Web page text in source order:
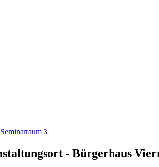
3
- Bürgerhaus